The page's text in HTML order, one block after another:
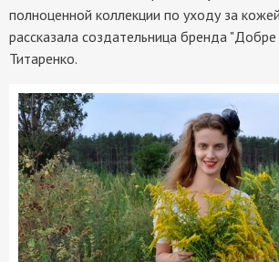
полноценной коллекции по уходу за
рассказала создательница бренда
Титаренко.